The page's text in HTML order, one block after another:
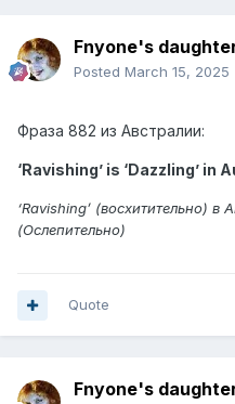
Fnyone's
Posted March 15, 2025
Фраза 882 из Австралии:
‘Ravishing’ is ‘Dazzling’ in
‘Ravishing’ (восхитительно) в
(Ослепительно)
Quote
Fnyone's